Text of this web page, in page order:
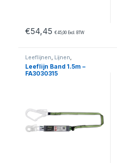
€54,45 €45,00Excl. BTW
Leeflijnen, Lijnen,
Valbeveiliging
Leeflijn Band 1.5m –
FA3030315